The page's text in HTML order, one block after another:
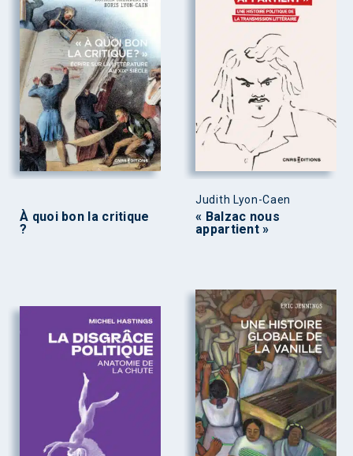
À quoi bon la critique
?
Judith Lyon-Caen
« Balzac nous
appartient »